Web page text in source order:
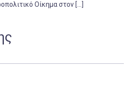
Οίκημα στον […]